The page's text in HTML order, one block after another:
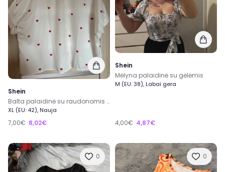
Shein
Balta palaidinė su raudonomis širdutemis
XL (EU: 42), Nauja
7,00€ 8,02€
Shein
Mėlyna palaidinė su gėlėmis
M (EU: 38), Labai gera
4,00€ 4,87€
0 0